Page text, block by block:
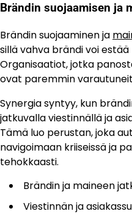
Brändin suojaamisen ja
Brändin suojaaminen ja
sillä vahva brändi voi
Organisaatiot, jotka
ovat paremmin
Synergia syntyy, kun
jatkuvalla viestinnällä ja
Tämä luo perustan, joka
navigoimaan kriiseissä ja
tehokkaasti.
Brändin ja maineen
Viestinnän ja